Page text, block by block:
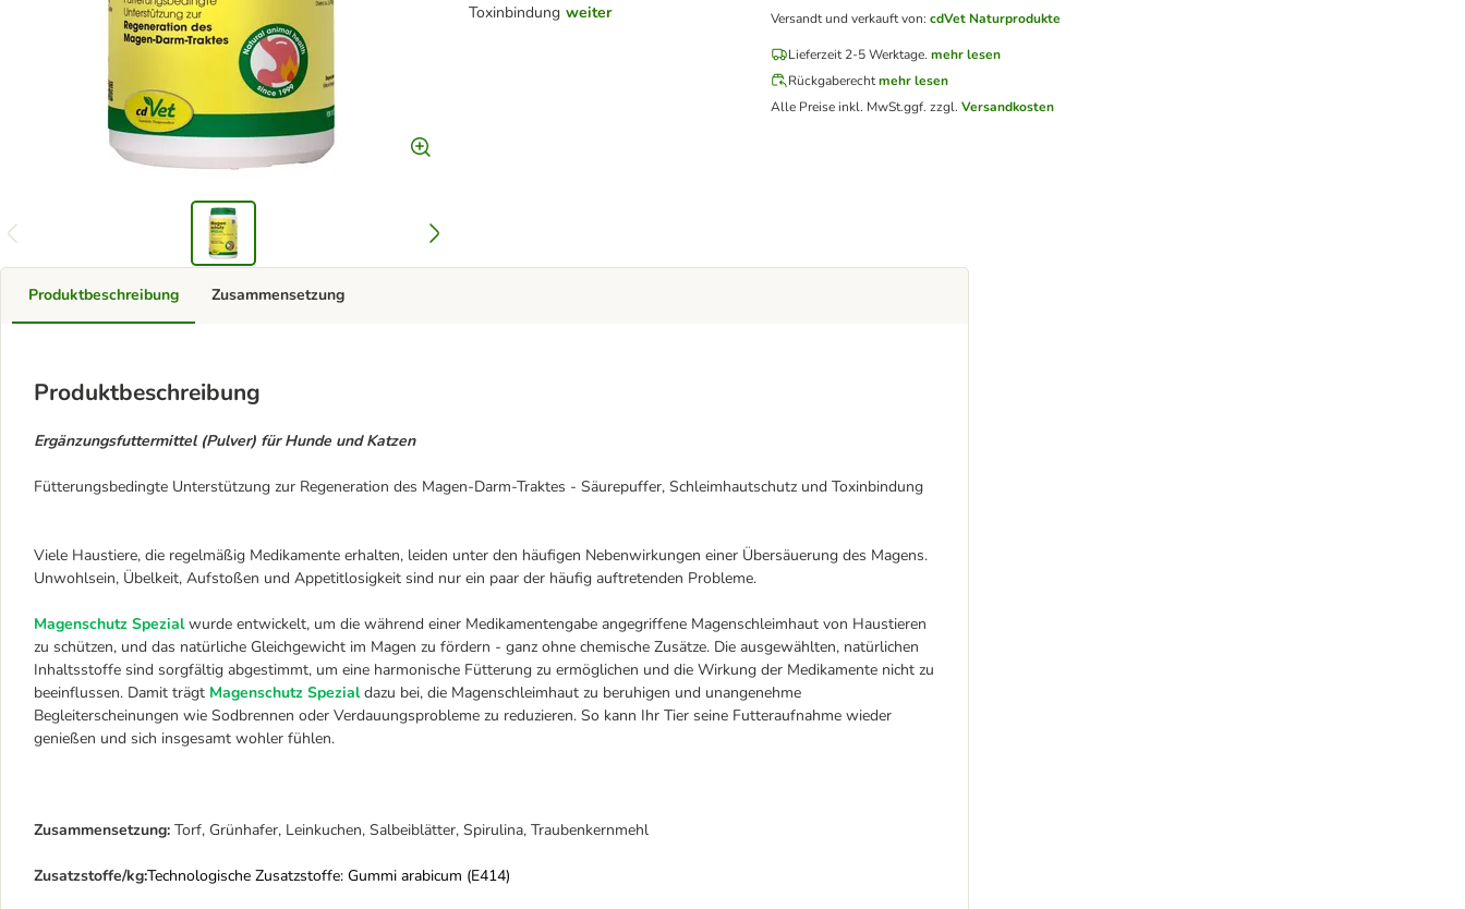
Toxinbindung weiter Versandt und verkauft von: cdVet Naturprodukte
Lieferzeit 2-5 Werktage. mehr lesen
Rückgaberechtmehr lesen
Alle Preise inkl. MwSt.ggf. zzgl.Versandkosten
Produktbeschreibung
Produktbeschreibung
Ergänzungsfuttermittel (Pulver) für Hunde und Katzen
Fütterungsbedingte Unterstützung zur Regeneration des Magen-Darm-Traktes - Säurepuffer, Schleimhautschutz und Toxinbindung
Viele Haustiere, die regelmäßig Medikamente erhalten, leiden unter den häufigen Nebenwirkungen einer Übersäuerung des Magens.
Unwohlsein, Übelkeit, Aufstoßen und Appetitlosigkeit sind nur ein paar der häufig auftretenden Probleme.
Magenschutz Spezialwurde entwickelt, um die während einer Medikamentengabe angegriffene Magenschleimhaut von Haustieren
zu schützen, und das natürliche Gleichgewicht im Magen zu fördern - ganz ohne chemische Zusätze. Die ausgewählten, natürlichen
Inhaltsstoffe sind sorgfältig abgestimmt, um eine harmonische Fütterung zu ermöglichen und die Wirkung der Medikamente nicht zu
beeinflussen. Damit trägt Magenschutz Spezialdazu bei, die Magenschleimhaut zu beruhigen und unangenehme
Begleiterscheinungen wie Sodbrennen oder Verdauungsprobleme zu reduzieren. So kann Ihr Tier seine Futteraufnahme wieder
genießen und sich insgesamt wohler fühlen.
Zusammensetzung: Torf, Grünhafer, Leinkuchen, Salbeiblätter, Spirulina, Traubenkernmehl
Zusatzstoffe/kg:Technologische Zusatzstoffe: Gummi arabicum (E414)
Zusammensetzung